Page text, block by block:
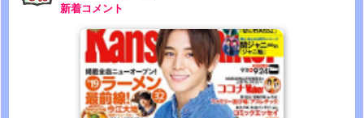
新着コメント